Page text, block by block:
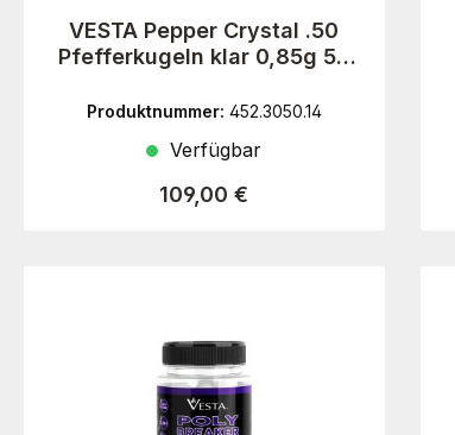
VESTA Pepper Crystal .50
Pfefferkugeln klar 0,85g 50
Produktnummer: 452.3050.14
Verfügbar
Regulärer Preis:
109,00 €